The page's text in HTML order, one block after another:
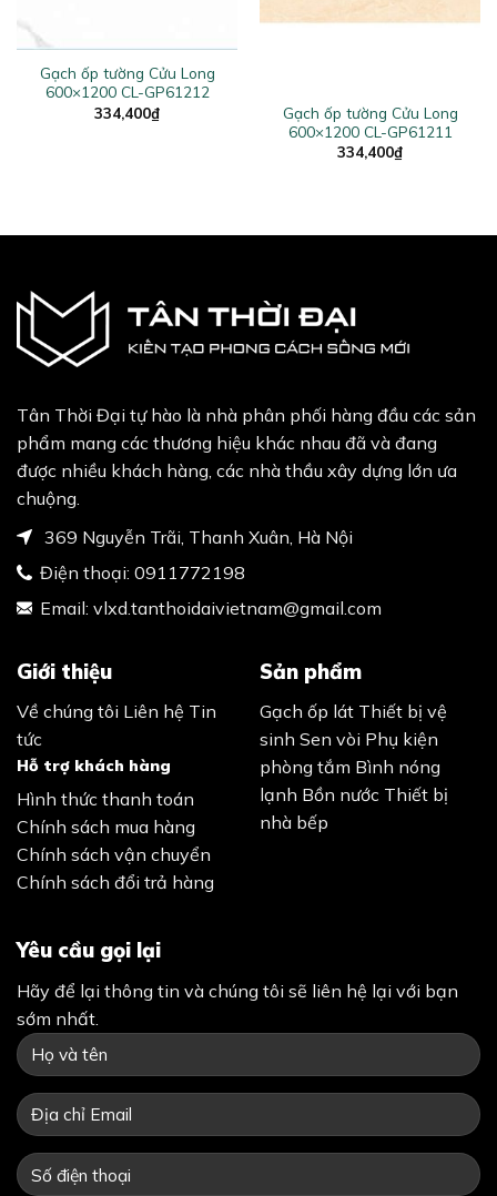
Gạch ốp tường Cửu Long
600×1200 CL-GP61212
334,400₫
Gạch ốp tường Cửu Long
600×1200 CL-GP61211
334,400₫
Tân Thời Đại tự hào là nhà phân phối hàng đầu các sản
phẩm mang các thương hiệu khác nhau đã và đang
được nhiều khách hàng, các nhà thầu xây dựng lớn ưa
chuộng.
369 Nguyễn Trãi, Thanh Xuân, Hà Nội
Điện thoại: 0911772198
Email: vlxd.tanthoidaivietnam@gmail.com
Giới thiệu
Về chúng tôi Liên hệ Tin
tức
Hỗ trợ khách hàng
Hình thức thanh toán
Chính sách mua hàng
Chính sách vận chuyển
Chính sách đổi trả hàng
Sản phẩm
Gạch ốp lát Thiết bị vệ
sinh Sen vòi Phụ kiện
phòng tắm Bình nóng
lạnh Bồn nước Thiết bị
nhà bếp
Yêu cầu gọi lại
Hãy để lại thông tin và chúng tôi sẽ liên hệ lại với bạn
sớm nhất.